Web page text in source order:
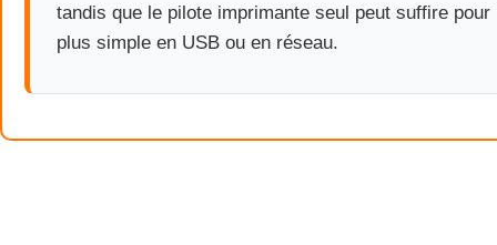
tandis que le pilote imprimante seul peut suffire pour
plus simple en USB ou en réseau.